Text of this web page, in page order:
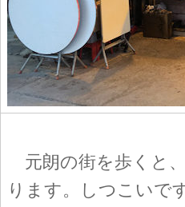
元朗の街を歩くと
ります。しつこいで